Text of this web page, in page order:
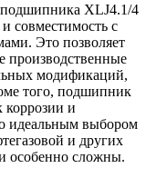
XLJ4.1/4
совместимость с
Это позволяет
производственные
модификаций,
того, подшипник
коррозии и
идеальным выбором
и других
особенно сложны.